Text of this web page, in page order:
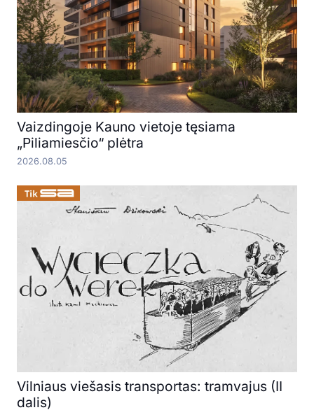
Vaizdingoje Kauno vietoje tęsiama
„Piliamiesčio“ plėtra
2026.08.05
Vilniaus viešasis transportas: tramvajus (II
dalis)